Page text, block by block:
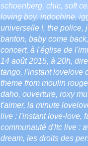
schoenberg, chic, soft
loving boy,indochine,
universelle !, the police,
banton, baby come back
concert, à l'église de
14 août 2015, à 20h,
tango, l'instant lovelove
theme from moulin rouge
daho, ouverture, roxy
t'aimer, la minute
live : l'instant love-love,
communauté d'ltc live :
dream, les droits des